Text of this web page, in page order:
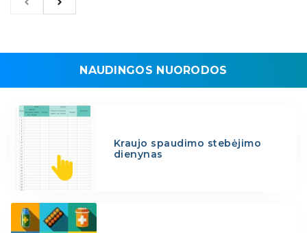
NAUDINGOS NUORODOS
Kraujo spaudimo stebėjimo
dienynas